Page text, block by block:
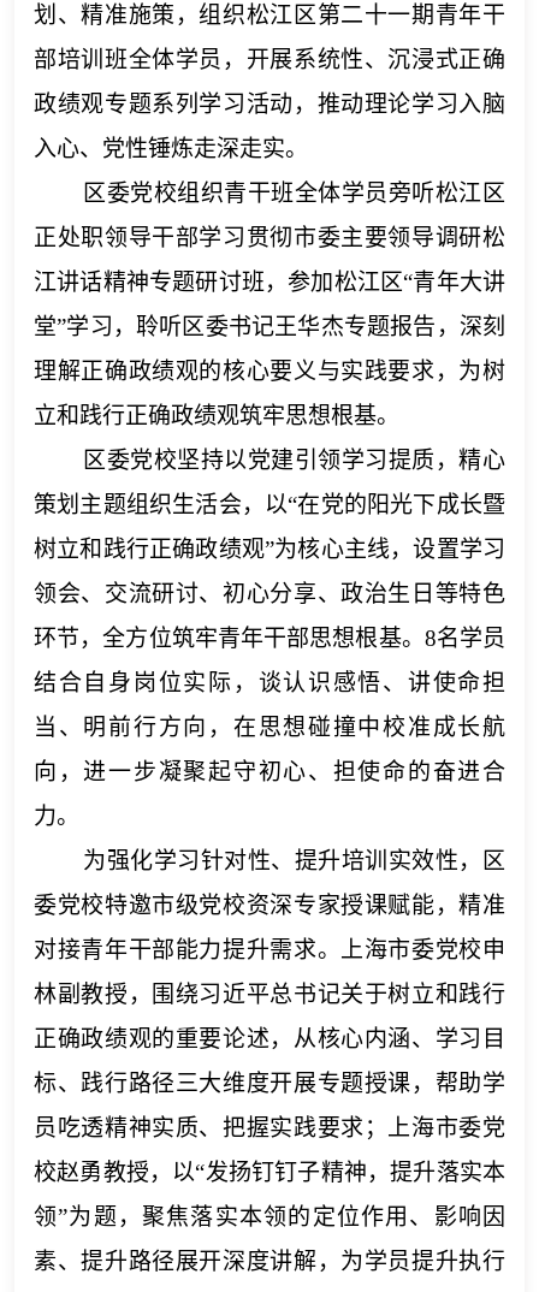
划、精准施策，组织松江区第二十一期青年干
部培训班全体学员，开展系统性、沉浸式正确
政绩观专题系列学习活动，推动理论学习入脑
入心、党性锤炼走深走实。
区委党校组织青干班全体学员旁听松江区
正处职领导干部学习贯彻市委主要领导调研松
江讲话精神专题研讨班，参加松江区“青年大讲
堂”学习，聆听区委书记王华杰专题报告，深刻
理解正确政绩观的核心要义与实践要求，为树
立和践行正确政绩观筑牢思想根基。
区委党校坚持以党建引领学习提质，精心
策划主题组织生活会，以“在党的阳光下成长暨
树立和践行正确政绩观”为核心主线，设置学习
领会、交流研讨、初心分享、政治生日等特色
环节，全方位筑牢青年干部思想根基。8名学员
结合自身岗位实际，谈认识感悟、讲使命担
当、明前行方向，在思想碰撞中校准成长航
向，进一步凝聚起守初心、担使命的奋进合
力。
为强化学习针对性、提升培训实效性，区
委党校特邀市级党校资深专家授课赋能，精准
对接青年干部能力提升需求。上海市委党校申
林副教授，围绕习近平总书记关于树立和践行
正确政绩观的重要论述，从核心内涵、学习目
标、践行路径三大维度开展专题授课，帮助学
员吃透精神实质、把握实践要求；上海市委党
校赵勇教授，以“发扬钉钉子精神，提升落实本
领”为题，聚焦落实本领的定位作用、影响因
素、提升路径展开深度讲解，为学员提升执行